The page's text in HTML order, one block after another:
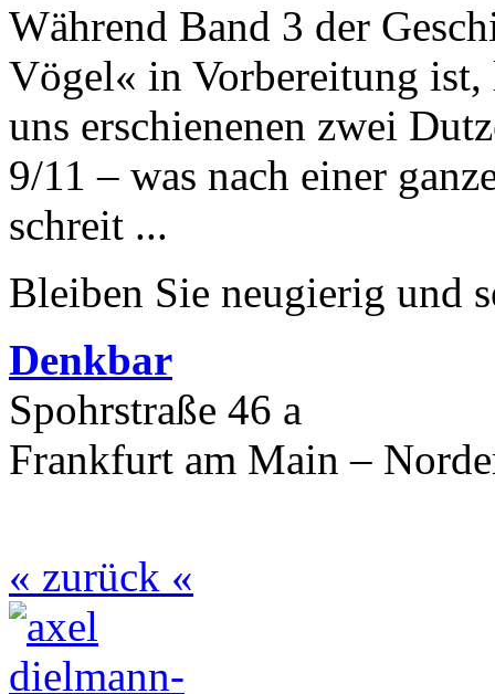
Während Band 3 der
Vögel« in Vorbereitung ist,
uns erschienenen zwei
9/11 – was nach einer
schreit ...
Bleiben Sie neugierig und
Denkbar
Spohrstraße 46 a
Frankfurt am Main –
« zurück «